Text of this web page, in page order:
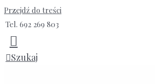
Przejdź do treści
Tel. 692 269 803
Szukaj
Kolekcja ozdobna